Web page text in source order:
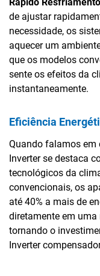
de ajustar
necessidade, os
aquecer um
que os modelos
sente os efeitos da
instantaneamente.
Eficiência
Quando falamos em
Inverter se destaca
tecnológicos da
convencionais, os
até 40% a mais de
diretamente em
tornando o
Inverter